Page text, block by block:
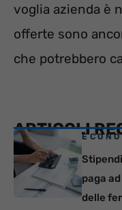
voglia azienda è
offerte sono
che potrebbero
ARTICOLI
paga
delle